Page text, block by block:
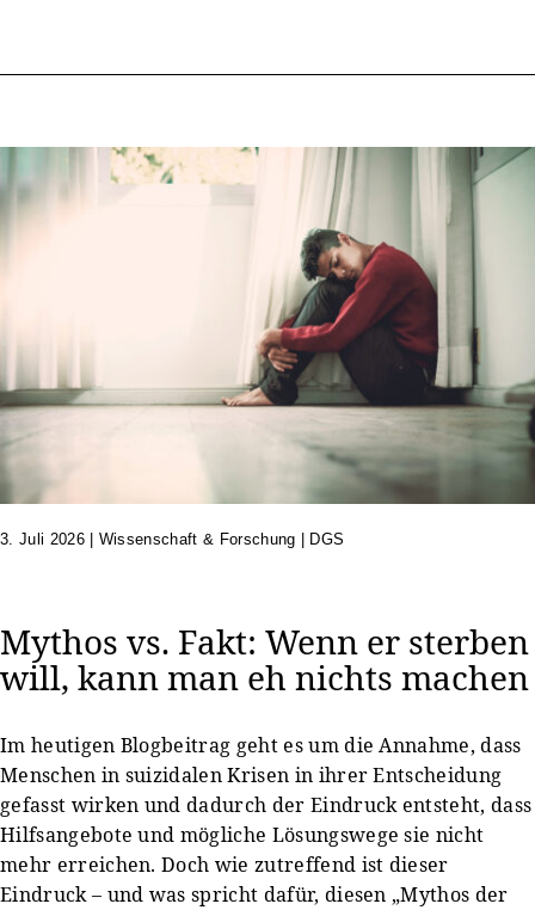
3. Juli 2026| Wissenschaft & Forschung | DGS
Mythos vs. Fakt: Wenn er sterben
will, kann man eh nichts machen
Im heutigen Blogbeitrag geht es um die Annahme, dass
Menschen in suizidalen Krisen in ihrer Entscheidung
gefasst wirken und dadurch der Eindruck entsteht, dass
Hilfsangebote und mögliche Lösungswege sie nicht
mehr erreichen. Doch wie zutreffend ist dieser
Eindruck – und was spricht dafür, diesen „Mythos der